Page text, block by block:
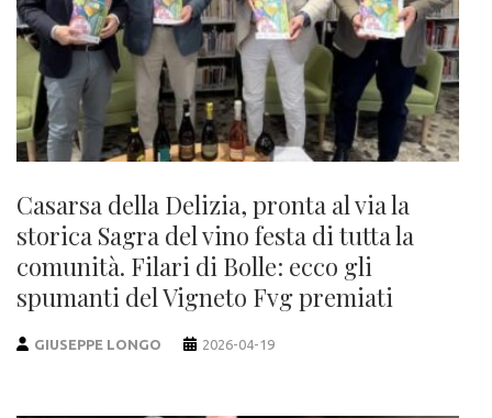
Casarsa della Delizia, pronta al via la
storica Sagra del vino festa di tutta la
comunità. Filari di Bolle: ecco gli
spumanti del Vigneto Fvg premiati
GIUSEPPE LONGO 2026-04-19